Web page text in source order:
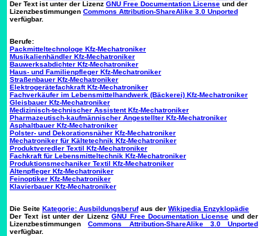
Der Text ist unter der Lizenz GNU Free Documentation License und der
Lizenzbestimmungen Commons Attribution-ShareAlike 3.0 Unported
verfügbar.
Berufe:
Packmitteltechnologe Kfz-Mechatroniker
Musikalienhändler Kfz-Mechatroniker
Bauwerksabdichter Kfz-Mechatroniker
Haus- und Familienpfleger Kfz-Mechatroniker
Straßenbauer Kfz-Mechatroniker
Elektrogerätefachkraft Kfz-Mechatroniker
Fachverkäufer im Lebensmittelhandwerk (Bäckerei) Kfz-Mechatroniker
Gleisbauer Kfz-Mechatroniker
Medizinisch-technischer Assistent Kfz-Mechatroniker
Pharmazeutisch-kaufmännischer Angestellter Kfz-Mechatroniker
Asphaltbauer Kfz-Mechatroniker
Polster- und Dekorationsnäher Kfz-Mechatroniker
Mechatroniker für Kältetechnik Kfz-Mechatroniker
Produktveredler Textil Kfz-Mechatroniker
Fachkraft für Lebensmitteltechnik Kfz-Mechatroniker
Produktionsmechaniker Textil Kfz-Mechatroniker
Altenpfleger Kfz-Mechatroniker
Feinoptiker Kfz-Mechatroniker
Klavierbauer Kfz-Mechatroniker
Die Seite Kategorie: Ausbildungsberufaus der Wikipedia Enzyklopädie
Der Text ist unter der LizenzGNU Free Documentation License und der
LizenzbestimmungenCommons Attribution-ShareAlike 3.0 Unported
verfügbar.